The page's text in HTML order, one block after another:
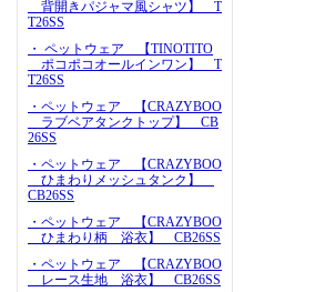
背開きパジャマ風シャツ】 T
T26SS
・ ペットウェア 【TINOTITO
ポコポコオールインワン】 T
T26SS
・ペットウェア 【CRAZYBOO
ラブベアタンクトップ】 CB
26SS
・ペットウェア 【CRAZYBOO
ひまわりメッシュタンク】
CB26SS
・ペットウェア 【CRAZYBOO
ひまわり柄 浴衣】 CB26SS
・ペットウェア 【CRAZYBOO
レース生地 浴衣】 CB26SS